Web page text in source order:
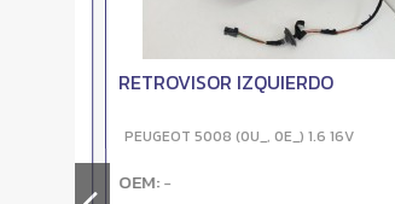
RETROVISOR IZQUIERDO
PEUGEOT 5008 (0U_, 0E_) 1.6 16V
OEM:-